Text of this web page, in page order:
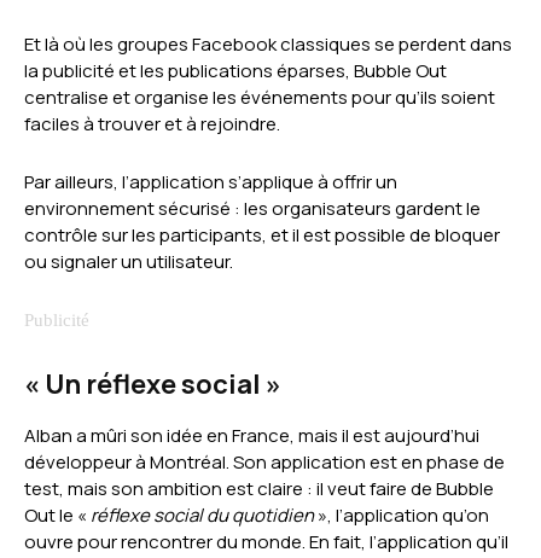
Et là où les groupes Facebook classiques se perdent dans
la publicité et les publications éparses, Bubble Out
centralise et organise les événements pour qu’ils soient
faciles à trouver et à rejoindre.
Par ailleurs, l’application s’applique à offrir un
environnement sécurisé : les organisateurs gardent le
contrôle sur les participants, et il est possible de bloquer
ou signaler un utilisateur.
« Un réflexe social »
Alban a mûri son idée en France, mais il est aujourd’hui
développeur à Montréal. Son application est en phase de
test, mais son ambition est claire : il veut faire de Bubble
Out le « réflexe social du quotidien», l’application qu’on
ouvre pour rencontrer du monde. En fait, l’application qu’il